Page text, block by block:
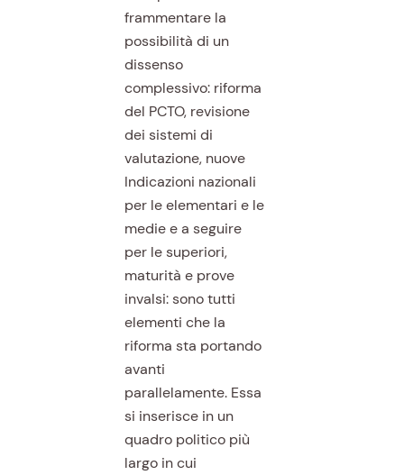
frammentare la
possibilità di un
dissenso
complessivo: riforma
del PCTO, revisione
dei sistemi di
valutazione, nuove
Indicazioni nazionali
per le elementari e le
medie e a seguire
per le superiori,
maturità e prove
invalsi: sono tutti
elementi che la
riforma sta portando
avanti
parallelamente. Essa
si inserisce in un
quadro politico più
largo in cui